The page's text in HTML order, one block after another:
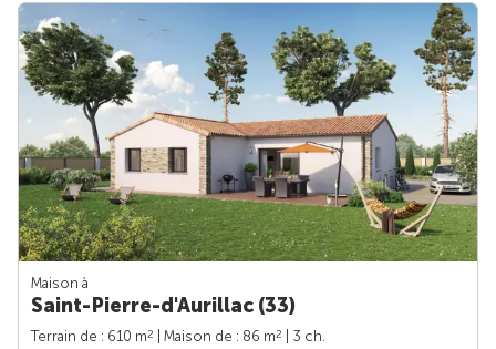
Maison à
Saint-Pierre-d'Aurillac (33)
Terrain de : 610 m2 | Maison de : 86 m2
| 3 ch.